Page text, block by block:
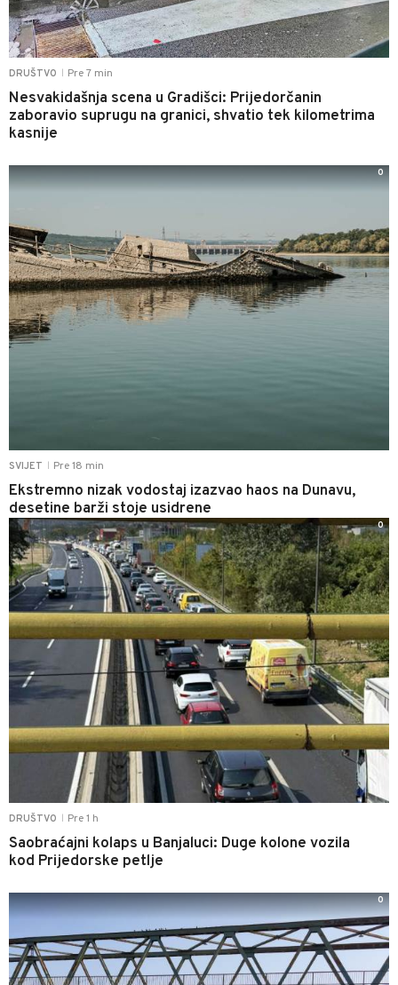
DRUŠTVO Pre 7 min
Nesvakidašnja scena u Gradišci: Prijedorčanin
zaboravio suprugu na granici, shvatio tek kilometrima
kasnije
SVIJET Pre 18 min
Ekstremno nizak vodostaj izazvao haos na Dunavu,
desetine barži stoje usidrene
0
DRUŠTVO Pre 1 h
Saobraćajni kolaps u Banjaluci: Duge kolone vozila
kod Prijedorske petlje
0
0